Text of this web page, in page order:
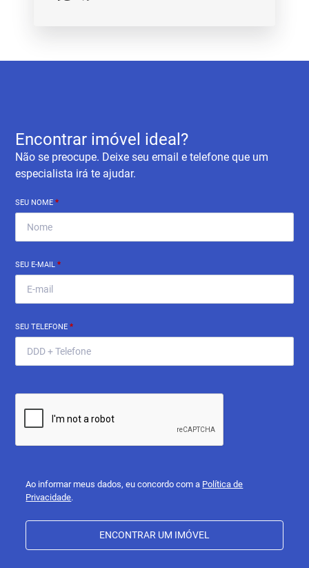
Encontrar imóvel ideal?
Não se preocupe. Deixe seu email e telefone que um
especialista irá te ajudar.
SEU NOME*
SEU E-MAIL*
SEU TELEFONE*
Ao informar meus dados, eu concordo com a Política de
Privacidade.
ENCONTRAR UM IMÓVEL